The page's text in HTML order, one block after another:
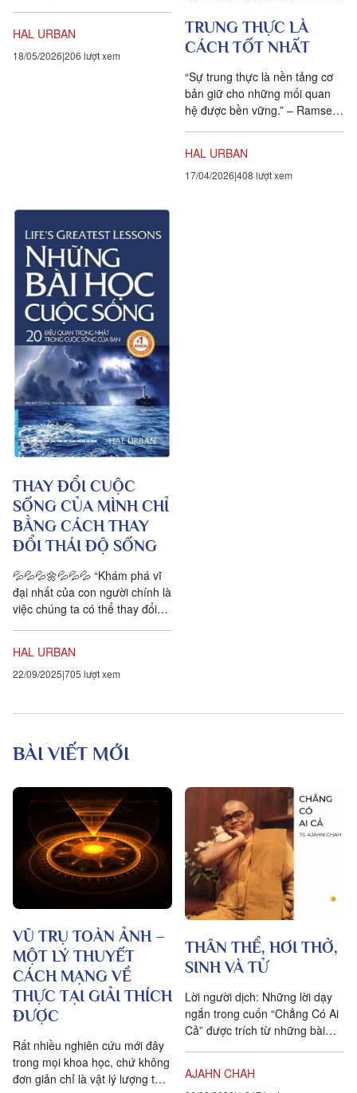
Schweitzer, một...
HAL URBAN
18/05/2026 206 lượt xem
TRUNG THỰC LÀ
CÁCH TỐT NHẤT
“Sự trung thực là nền tảng cơ
bản giữ cho những mối quan
hệ được bền vững.” – Ramsey
HAL URBAN
17/04/2026 408 lượt xem
THAY ĐỔI CUỘC
SỐNG CỦA MÌNH CHỈ
BẰNG CÁCH THAY
ĐỔI THÁI ĐỘ SỐNG
💦💦💦🌼💦💦💦 “Khám phá vĩ
đại nhất của con người chính là
việc chúng ta có thể thay đổi
HAL URBAN
22/09/2025 705 lượt xem
BÀI VIẾT MỚI
VŨ TRỤ TOÀN ẢNH –
MỘT LÝ THUYẾT
CÁCH MẠNG VỀ
THỰC TẠI GIẢI THÍCH
ĐƯỢC
Rất nhiều nghiên cứu mới đây
trong mọi khoa học, chứ không
đơn giản chỉ là vật lý lượng tử,
THÂN THỂ, HƠI THỞ,
SINH VÀ TỬ
Lời người dịch: Những lời dạy
ngắn trong cuốn “Chẳng Có Ai
Cả” được trích từ những bài
AJAHN CHAH